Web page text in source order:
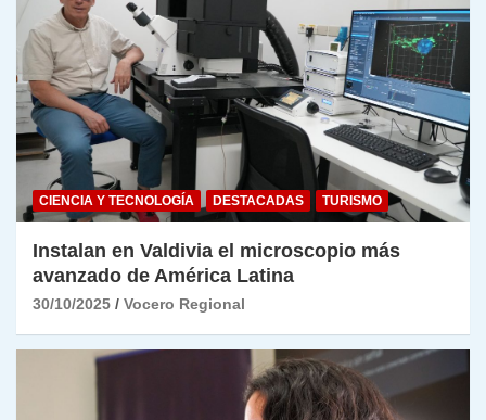
CIENCIA Y TECNOLOGÍA DESTACADAS TURISMO
Instalan en Valdivia el microscopio más
avanzado de América Latina
30/10/2025 Vocero Regional